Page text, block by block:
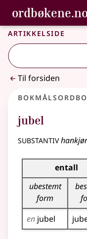
Gå til
Tilgjengelighet
Bokmålsordboka og
Artikkelside
Til forsiden
jubel
substantiv
Bøyingstabell
entall
ubestemt
form
en jubel